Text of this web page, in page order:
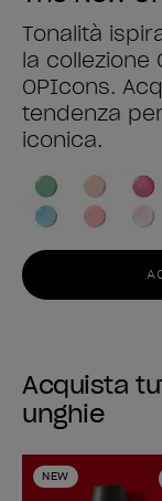
Tonalità
la collezione
OPIcons.
tendenza
iconica.
Acquista
unghie
NEW